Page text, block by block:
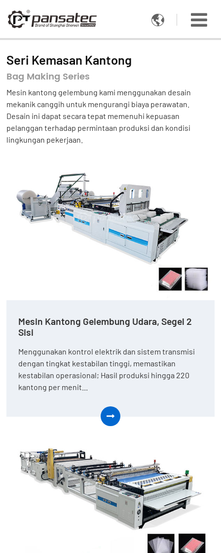

Seri Kemasan Kantong
Bag Making Series
Mesin kantong gelembung kami menggunakan desain
mekanik canggih untuk mengurangi biaya perawatan.
Desain ini dapat secara tepat memenuhi kepuasan
pelanggan terhadap permintaan produksi dan kondisi
lingkungan pekerjaan.
Mesin Kantong Gelembung Udara, Segel 2
Sisi
Menggunakan kontrol elektrik dan sistem transmisi
dengan tingkat kestabilan tinggi, memastikan
kestabilan operasional; Hasil produksi hingga 220
kantong per menit...